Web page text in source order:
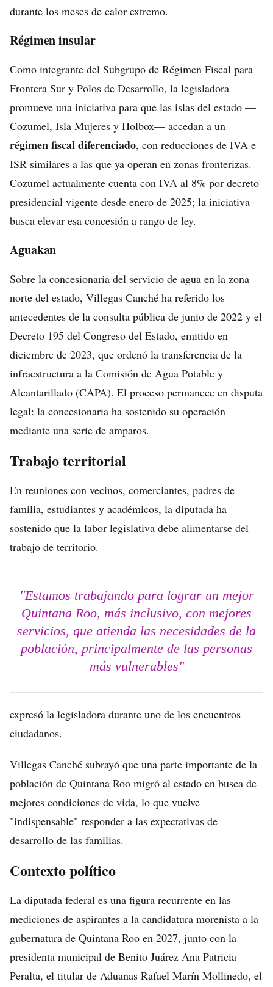
durante los meses de calor extremo.
Régimen insular
Como integrante del Subgrupo de Régimen Fiscal para
Frontera Sur y Polos de Desarrollo, la legisladora
promueve una iniciativa para que las islas del estado —
Cozumel, Isla Mujeres y Holbox— accedan a un
régimen fiscal diferenciado, con reducciones de IVA e
ISR similares a las que ya operan en zonas fronterizas.
Cozumel actualmente cuenta con IVA al 8% por decreto
presidencial vigente desde enero de 2025; la iniciativa
busca elevar esa concesión a rango de ley.
Aguakan
Sobre la concesionaria del servicio de agua en la zona
norte del estado, Villegas Canché ha referido los
antecedentes de la consulta pública de junio de 2022 y el
Decreto 195 del Congreso del Estado, emitido en
diciembre de 2023, que ordenó la transferencia de la
infraestructura a la Comisión de Agua Potable y
Alcantarillado (CAPA). El proceso permanece en disputa
legal: la concesionaria ha sostenido su operación
mediante una serie de amparos.
Trabajo territorial
En reuniones con vecinos, comerciantes, padres de
familia, estudiantes y académicos, la diputada ha
sostenido que la labor legislativa debe alimentarse del
trabajo de territorio.
"Estamos trabajando para lograr un mejor
Quintana Roo, más inclusivo, con mejores
servicios, que atienda las necesidades de la
población, principalmente de las personas
más vulnerables"
expresó la legisladora durante uno de los encuentros
ciudadanos.
Villegas Canché subrayó que una parte importante de la
población de Quintana Roo migró al estado en busca de
mejores condiciones de vida, lo que vuelve
"indispensable" responder a las expectativas de
desarrollo de las familias.
Contexto político
La diputada federal es una figura recurrente en las
mediciones de aspirantes a la candidatura morenista a la
gubernatura de Quintana Roo en 2027, junto con la
presidenta municipal de Benito Juárez Ana Patricia
Peralta, el titular de Aduanas Rafael Marín Mollinedo, el